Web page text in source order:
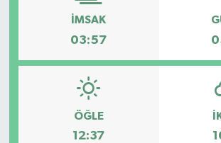
İMSAK
03:57
ÖĞLE
12:37
Yaşam
Yerel Yönetimler
Yurttan